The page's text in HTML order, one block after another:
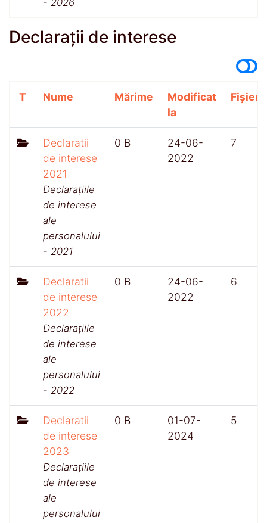
Declarații de interese
T Nume Mărime
Modificat
la
Fișiere
Declaratii
de interese
2021
Declarațiile
de interese
ale
personalului
- 2021
0 B
24-06-
2022
7
Declaratii
de interese
2022
Declarațiile
de interese
ale
personalului
- 2022
0 B
24-06-
2022
6
Declaratii
de interese
2023
Declarațiile
de interese
ale
personalului
0 B
01-07-
2024
5